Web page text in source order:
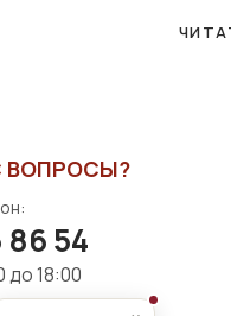
ВОПРОСЫ?
54
до 18:00